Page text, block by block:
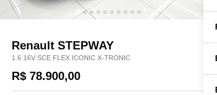
Renault STEPWAY
1.6 16V SCE FLEX ICONIC X-TRONIC
R$ 78.900,00